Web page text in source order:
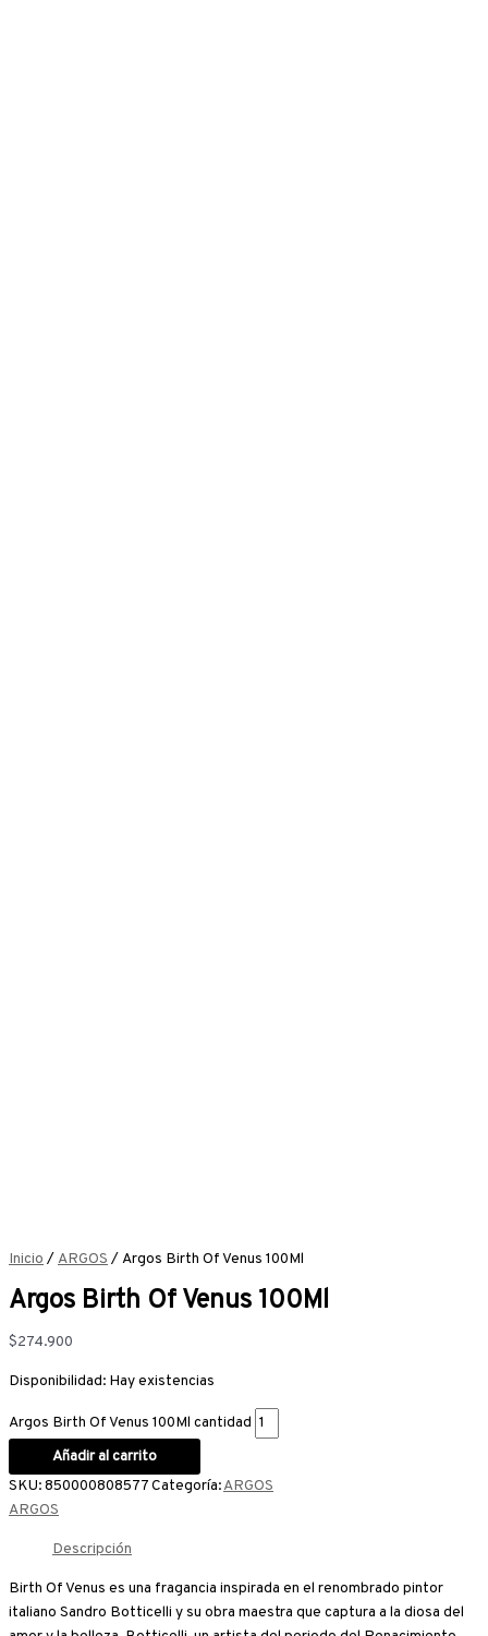
Inicio / ARGOS / Argos Birth Of Venus 100Ml
Argos Birth Of Venus 100Ml
$274.900
Disponibilidad: Hay existencias
Argos Birth Of Venus 100Ml cantidad
Añadir al carrito
SKU:850000808577Categoría:ARGOS
ARGOS
Descripción
Birth Of Venus es una fragancia inspirada en el renombrado pintor
italiano Sandro Botticelli y su obra maestra que captura a la diosa del